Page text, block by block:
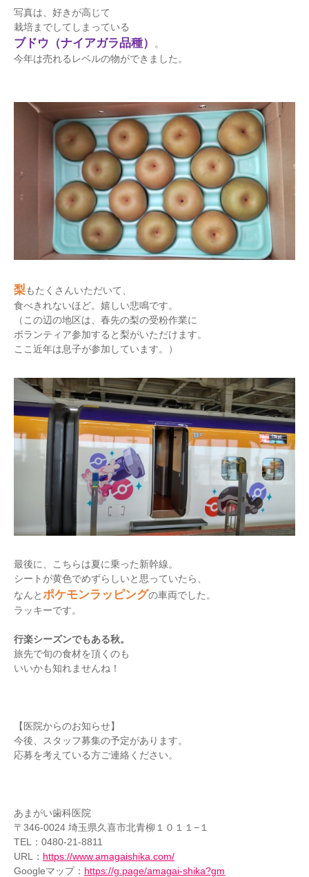
写真は、好きが高じて
栽培までしてしまっている
ブドウ（ナイアガラ品種）
。
今年は売れるレベルの物ができました。
梨もたくさんいただいて、
食べきれないほど。嬉しい悲鳴です。
（この辺の地区は、春先の梨の受粉作業に
ボランティア参加すると梨がいただけます。
ここ近年は息子が参加しています。）
最後に、こちらは夏に乗った新幹線。
シートが黄色でめずらしいと思っていたら、
なんとポケモンラッピングの車両でした。
ラッキーです。
行楽シーズンでもある秋。
旅先で旬の食材を頂くのも
いいかも知れませんね！
【医院からのお知らせ】
今後、スタッフ募集の予定があります。
応募を考えている方ご連絡ください。
あまがい歯科医院
〒346-0024 埼玉県久喜市北青柳１０１１−１
TEL：0480-21-8811
URL： https://www.amagaishika.com/
Googleマップ： https://g.page/amagai-shika?gm